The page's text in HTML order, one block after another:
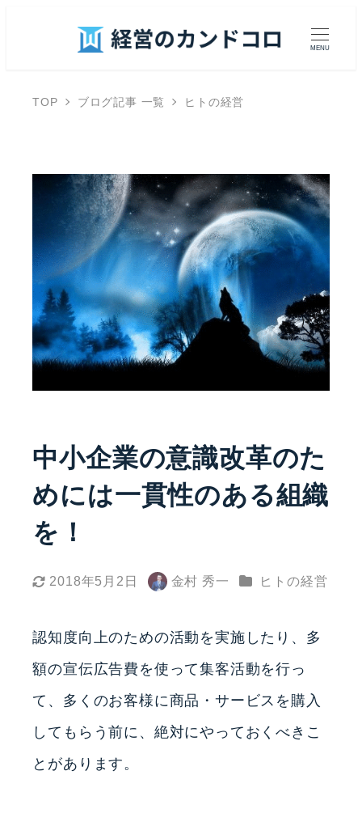
MENU
TOP ブログ記事 一覧 ヒトの経営
中小企業の意識改革のた
めには一貫性のある組織
を！
2018年5月2日
著
金村 秀一 カテゴリー
ヒトの経営
認知度向上のための活動を実施したり、多
額の宣伝広告費を使って集客活動を行っ
て、多くのお客様に商品・サービスを購入
してもらう前に、絶対にやっておくべきこ
とがあります。